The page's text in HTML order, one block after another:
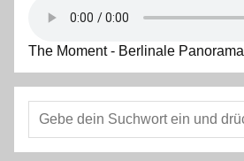
The Moment - Berlinale Panorama